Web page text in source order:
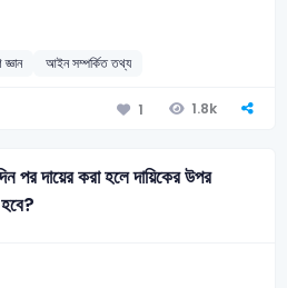
জ্ঞান আইন সম্পর্কিত তথ্য
1 1.8k
পর দায়ের করা হলে দায়িকের উপর